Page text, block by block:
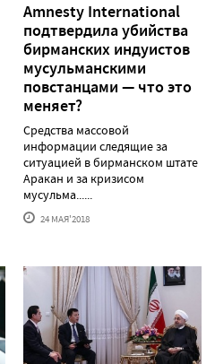
Amnesty International
подтвердила убийства
бирманских индуистов
мусульманскими
повстанцами — что это
меняет?
Средства массовой
информации следящие за
ситуацией в бирманском штате
Аракан и за кризисом
мусульма......
24 МАЯ'2018